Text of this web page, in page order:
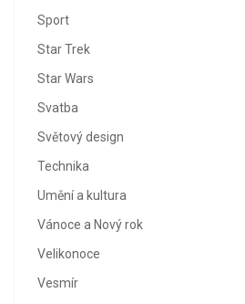
Sport
Star Trek
Star Wars
Svatba
Světový design
Technika
Umění a kultura
Vánoce a Nový rok
Velikonoce
Vesmír